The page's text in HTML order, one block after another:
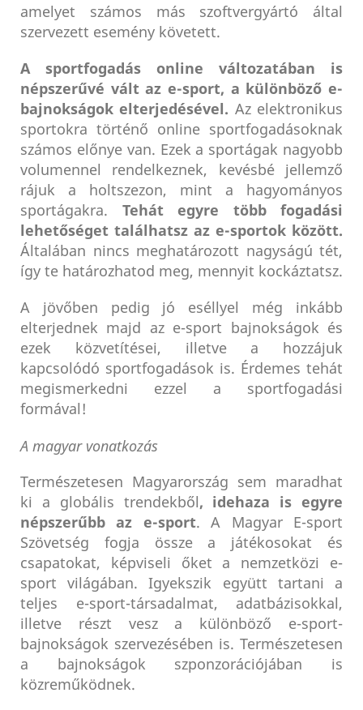
amelyet számos más szoftvergyártó által
szervezett esemény követett.
A sportfogadás online változatában is
népszerűvé vált az e-sport, a különböző e-
bajnokságok elterjedésével. Az elektronikus
sportokra történő online sportfogadásoknak
számos előnye van. Ezek a sportágak nagyobb
volumennel rendelkeznek, kevésbé jellemző
rájuk a holtszezon, mint a hagyományos
sportágakra. Tehát egyre több fogadási
lehetőséget találhatsz az e-sportok között.
Általában nincs meghatározott nagyságú tét,
így te határozhatod meg, mennyit kockáztatsz.
A jövőben pedig jó eséllyel még inkább
elterjednek majd az e-sport bajnokságok és
ezek közvetítései, illetve a hozzájuk
kapcsolódó sportfogadások is. Érdemes tehát
megismerkedni ezzel a sportfogadási
formával!
A magyar vonatkozás
Természetesen Magyarország sem maradhat
ki a globális trendekből, idehaza is egyre
népszerűbb az e-sport. A Magyar E-sport
Szövetség fogja össze a játékosokat és
csapatokat, képviseli őket a nemzetközi e-
sport világában. Igyekszik együtt tartani a
teljes e-sport-társadalmat, adatbázisokkal,
illetve részt vesz a különböző e-sport-
bajnokságok szervezésében is. Természetesen
a bajnokságok szponzorációjában is
közreműködnek.